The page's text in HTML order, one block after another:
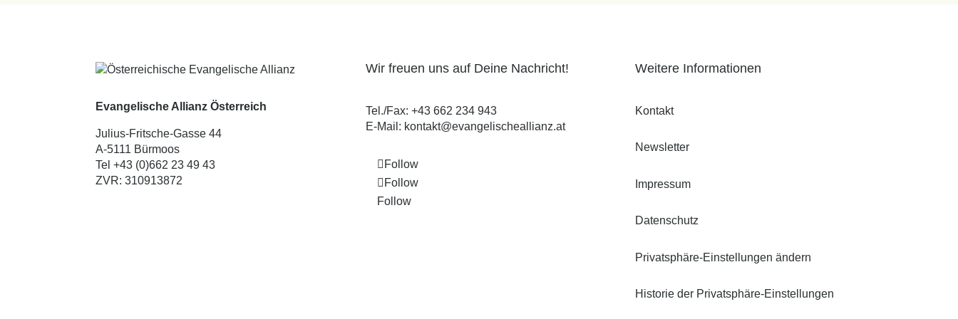
Evangelische Allianz Österreich
Julius-Fritsche-Gasse 44
A-5111 Bürmoos
Tel +43 (0)662 23 49 43
ZVR: 310913872
Wir freuen uns auf Deine Nachricht!
Tel./Fax: +43 662 234 943
E-Mail: kontakt@evangelischeallianz.at
Follow
Follow
Follow
Weitere Informationen
Kontakt
Newsletter
Impressum
Datenschutz
Privatsphäre-Einstellungen ändern
Historie der Privatsphäre-Einstellungen